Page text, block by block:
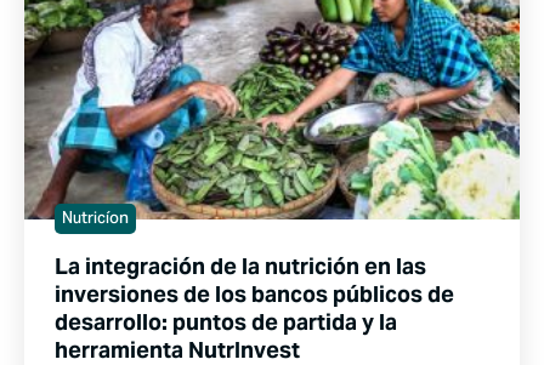
Nutricíon
La integración de la nutrición en las
inversiones de los bancos públicos de
desarrollo: puntos de partida y la
herramienta NutrInvest